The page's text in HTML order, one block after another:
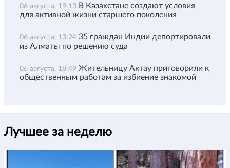
06 августа, 19:13 В Казахстане создают условия
для активной жизни старшего поколения
06 августа, 13:24 35 граждан Индии депортировали
из Алматы по решению суда
06 августа, 18:49 Жительницу Актау приговорили к
общественным работам за избиение знакомой
Лучшее за неделю